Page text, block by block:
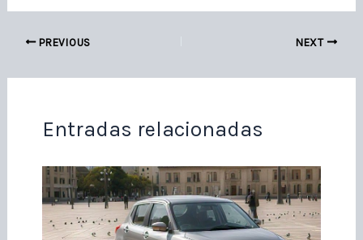
PREVIOUS NEXT
Entradas relacionadas